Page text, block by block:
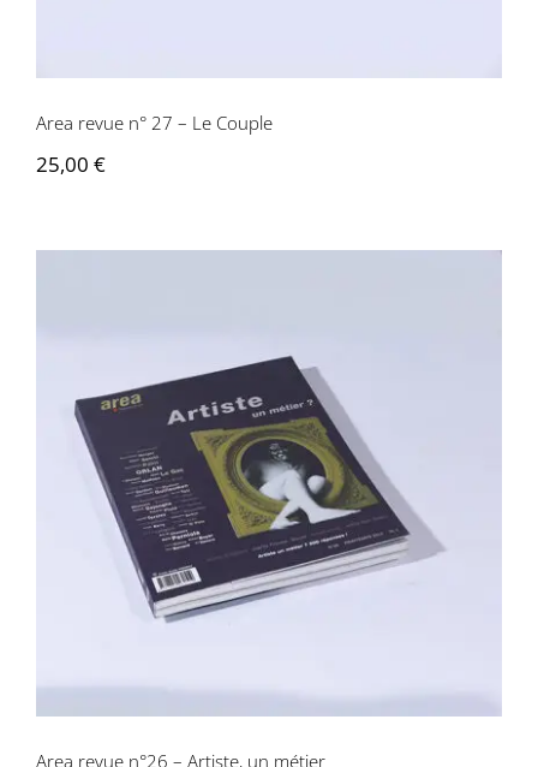
Area revue n° 27 – Le Couple
25,00 €
Area revue n°26 – Artiste, un métier
Area revue n°26 – Artiste, un métier